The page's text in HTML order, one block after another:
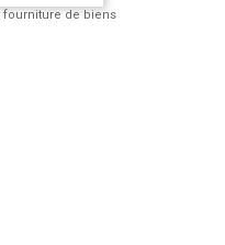
fourniture de biens